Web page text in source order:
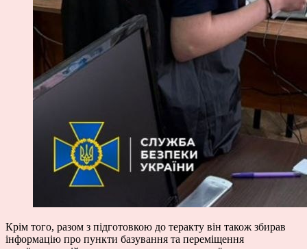
Крім того, разом з підготовкою до теракту він також збирав
інформацію про пункти базування та переміщення